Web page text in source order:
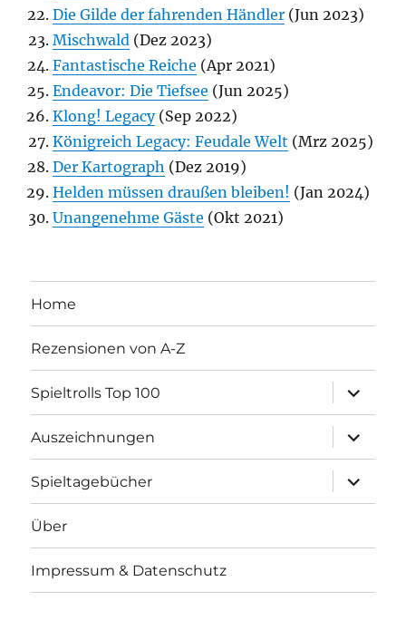
Die Gilde der fahrenden Händler (Jun 2023)
Mischwald (Dez 2023)
Fantastische Reiche (Apr 2021)
Endeavor: Die Tiefsee (Jun 2025)
Klong! Legacy(Sep 2022)
Königreich Legacy: Feudale Welt (Mrz 2025)
Der Kartograph (Dez 2019)
Helden müssen draußen bleiben! (Jan 2024)
Unangenehme Gäste (Okt 2021)
Home
Rezensionen von A-Z
Spieltrolls Top 100
öffnen
Auszeichnungen
öffnen
Spieltagebücher
öffnen
Über
Impressum & Datenschutz